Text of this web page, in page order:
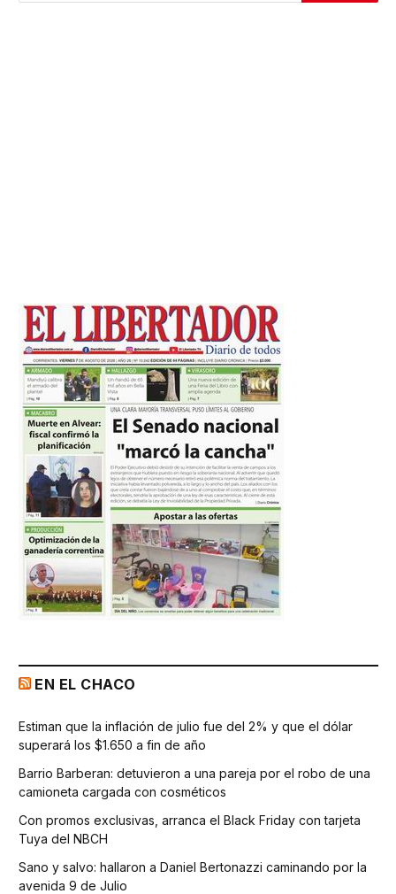
EN EL CHACO
Estiman que la inflación de julio fue del 2% y que el dólar
superará los $1.650 a fin de año
Barrio Barberan: detuvieron a una pareja por el robo de una
camioneta cargada con cosméticos
Con promos exclusivas, arranca el Black Friday con tarjeta
Tuya del NBCH
Sano y salvo: hallaron a Daniel Bertonazzi caminando por la
avenida 9 de Julio